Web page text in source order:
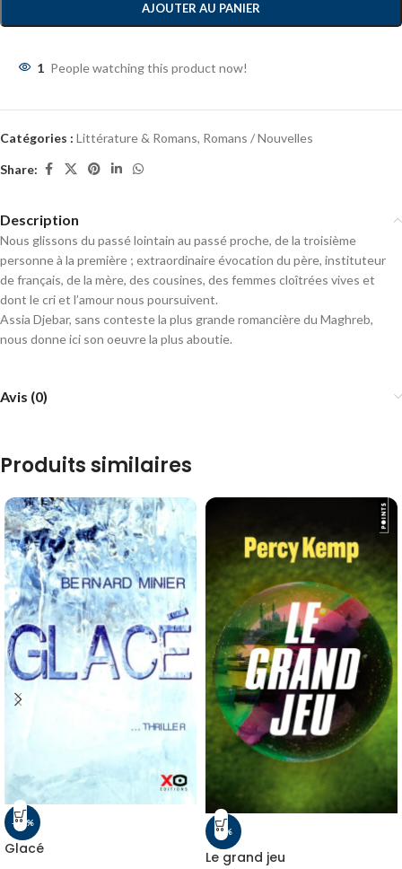
AJOUTER AU PANIER
1 People watching this product now!
Catégories : Littérature & Romans, Romans / Nouvelles
Share:
Description
Nous glissons du passé lointain au passé proche, de la troisième
personne à la première ; extraordinaire évocation du père, instituteur
de français, de la mère, des cousines, des femmes cloîtrées vives et
dont le cri et l’amour nous poursuivent.
Assia Djebar, sans conteste la plus grande romancière du Maghreb,
nous donne ici son oeuvre la plus aboutie.
Avis (0)
Produits similaires
-11%
Glacé
-5%
Le grand jeu